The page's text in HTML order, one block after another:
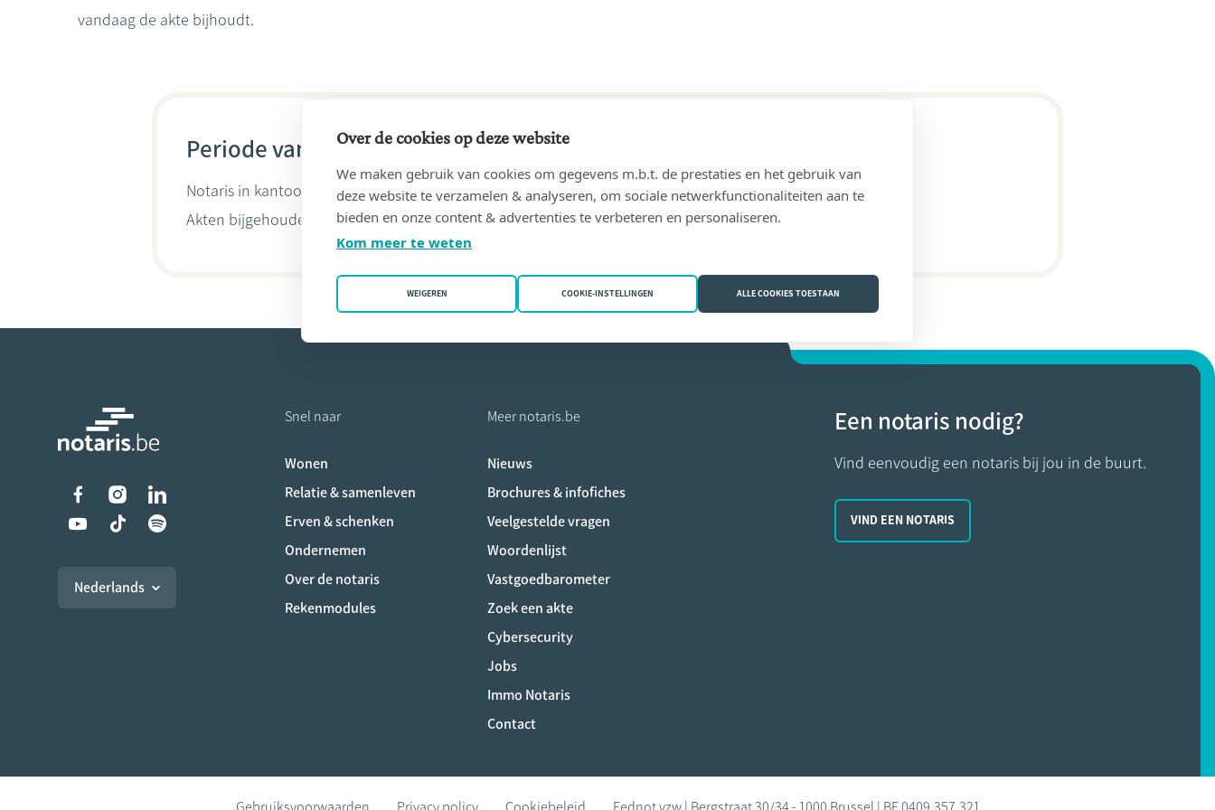
vandaag de akte bijhoudt.
Periode van 18/05/1929 tot 07/12/1971
Notaris in kantoor BOLAND, Eugène(4800 Verviers)
Akten bijgehouden doorAnne-Catherine Goblet
Liens vers les réseaux sociaux
Nederlands
Snel naar
Wonen
Relatie & samenleven
Erven & schenken
Ondernemen
Over de notaris
Rekenmodules
Meer notaris.be
Nieuws
Brochures & infofiches
Veelgestelde vragen
Woordenlijst
Vastgoedbarometer
Zoek een akte
Cybersecurity
Jobs
Immo Notaris
Contact
Een notaris nodig?
Vind eenvoudig een notaris bij jou in de buurt.
VIND EEN NOTARIS
Over de cookies op deze website
We maken gebruik van cookies om gegevens m.b.t. de prestaties en het gebruik van
deze website te verzamelen & analyseren, om sociale netwerkfunctionaliteiten aan te
bieden en onze content & advertenties te verbeteren en personaliseren.
Kom meer te weten
WEIGEREN COOKIE-INSTELLINGEN ALLE COOKIES TOESTAAN